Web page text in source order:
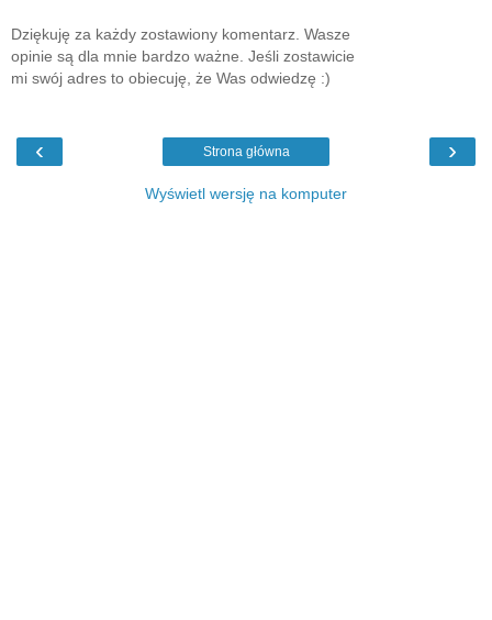
Dziękuję za każdy zostawiony komentarz. Wasze
opinie są dla mnie bardzo ważne. Jeśli zostawicie
mi swój adres to obiecuję, że Was odwiedzę :)
‹ ›
Strona główna
Wyświetl wersję na komputer